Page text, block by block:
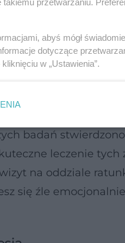
Depresja
podwajać ryzyko
depresji osób z
badań
leczenie tych
na oddziale
się źle
abyś mógł
dotyczące
w „Ustawienia”.